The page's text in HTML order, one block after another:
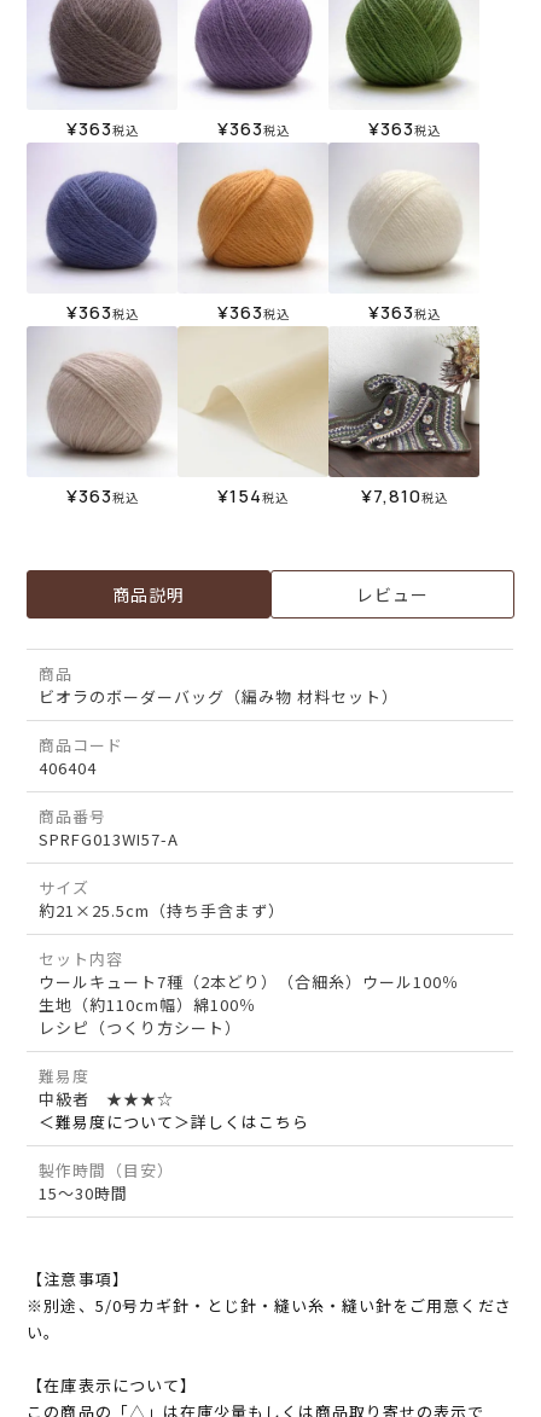
¥363税込 ¥363税込 ¥363税込
¥363税込 ¥363税込 ¥363税込
¥363税込 ¥154税込 ¥7,810税込
商品説明 レビュー
商品
ビオラのボーダーバッグ（編み物 材料セット）
商品コード
406404
商品番号
SPRFG013WI57-A
サイズ
約21×25.5cm（持ち手含まず）
セット内容
ウールキュート7種（2本どり）（合細糸）ウール100％
生地（約110cm幅）綿100％
レシピ（つくり方シート）
難易度
中級者 ★★★☆
＜難易度について＞詳しくはこちら
製作時間（目安）
15～30時間
【注意事項】
※別途、5/0号カギ針・とじ針・縫い糸・縫い針をご用意くださ
い。
【在庫表示について】
この商品の「△」は在庫少量もしくは商品取り寄せの表示で